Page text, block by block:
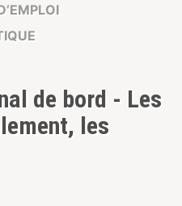
de bord - Les
les